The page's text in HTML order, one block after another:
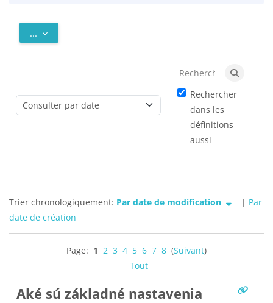
... Exporter des articles
Consulter le glossaire à l’aide de cet index
Rechercher
Rechercher
dans les
définitions
aussi
Tri actuellement Par date de modification ascendant
Trier chronologiquement: Par date de modification | Par
date de création
Page: 1 2 3 4 5 6 7 8 (Suivant)
Tout
Aké sú základné nastavenia